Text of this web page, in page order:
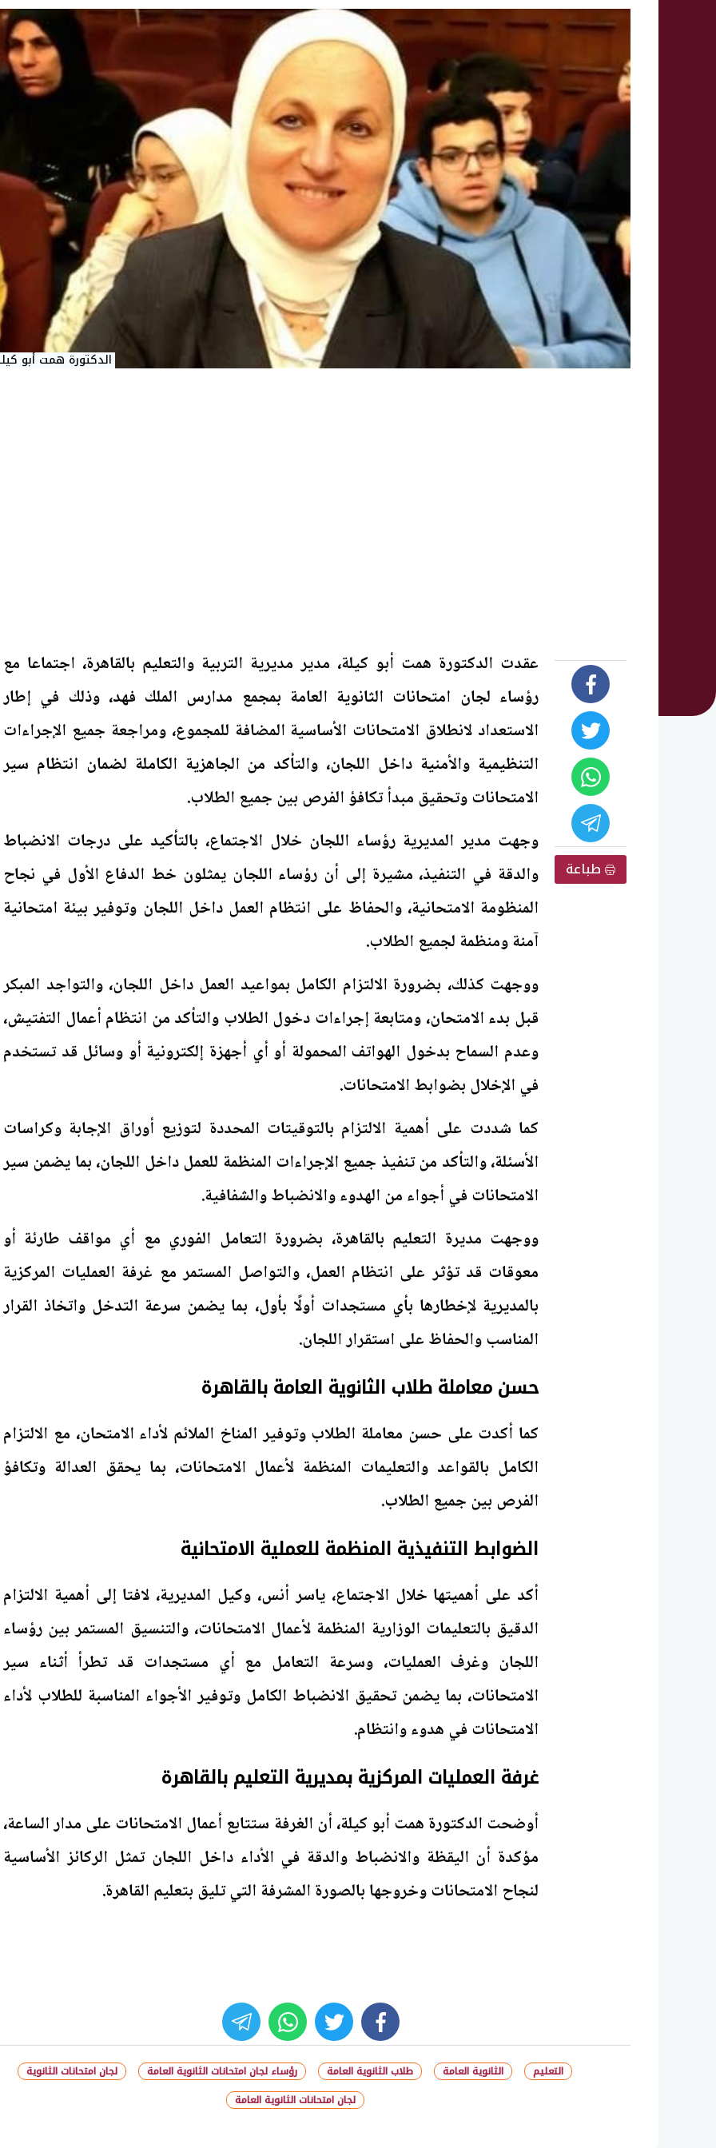
الدكتورة همت أبو
طباعة
عقدت الدكتورة همت أبو كيلة، مدير مديرية التربية والتعليم بالقاهرة، اجتماعا مع
رؤساء لجان امتحانات الثانوية العامة بمجمع مدارس الملك فهد، وذلك في إطار
الاستعداد لانطلاق الامتحانات الأساسية المضافة للمجموع، ومراجعة جميع الإجراءات
التنظيمية والأمنية داخل اللجان، والتأكد من الجاهزية الكاملة لضمان انتظام سير
الامتحانات وتحقيق مبدأ تكافؤ الفرص بين جميع الطلاب.
وجهت مدير المديرية رؤساء اللجان خلال الاجتماع، بالتأكيد على درجات الانضباط
والدقة في التنفيذ، مشيرة إلى أن رؤساء اللجان يمثلون خط الدفاع الأول في نجاح
المنظومة الامتحانية، والحفاظ على انتظام العمل داخل اللجان وتوفير بيئة امتحانية
آمنة ومنظمة لجميع الطلاب.
ووجهت كذلك، بضرورة الالتزام الكامل بمواعيد العمل داخل اللجان، والتواجد المبكر
قبل بدء الامتحان، ومتابعة إجراءات دخول الطلاب والتأكد من انتظام أعمال التفتيش،
وعدم السماح بدخول الهواتف المحمولة أو أي أجهزة إلكترونية أو وسائل قد تستخدم
في الإخلال بضوابط الامتحانات.
كما شددت على أهمية الالتزام بالتوقيتات المحددة لتوزيع أوراق الإجابة وكراسات
الأسئلة، والتأكد من تنفيذ جميع الإجراءات المنظمة للعمل داخل اللجان، بما يضمن سير
الامتحانات في أجواء من الهدوء والانضباط والشفافية.
ووجهت مديرة التعليم بالقاهرة، بضرورة التعامل الفوري مع أي مواقف طارئة أو
معوقات قد تؤثر على انتظام العمل، والتواصل المستمر مع غرفة العمليات المركزية
بالمديرية لإخطارها بأي مستجدات أولًا بأول، بما يضمن سرعة التدخل واتخاذ القرار
المناسب والحفاظ على استقرار اللجان.
حسن معاملة طلاب الثانوية العامة بالقاهرة
كما أكدت على حسن معاملة الطلاب وتوفير المناخ الملائم لأداء الامتحان، مع الالتزام
الكامل بالقواعد والتعليمات المنظمة لأعمال الامتحانات، بما يحقق العدالة وتكافؤ
الفرص بين جميع الطلاب.
الضوابط التنفيذية المنظمة للعملية الامتحانية
أكد على أهميتها خلال الاجتماع، ياسر أنس، وكيل المديرية، لافتا إلى أهمية الالتزام
الدقيق بالتعليمات الوزارية المنظمة لأعمال الامتحانات، والتنسيق المستمر بين رؤساء
اللجان وغرف العمليات، وسرعة التعامل مع أي مستجدات قد تطرأ أثناء سير
الامتحانات، بما يضمن تحقيق الانضباط الكامل وتوفير الأجواء المناسبة للطلاب لأداء
الامتحانات في هدوء وانتظام.
غرفة العمليات المركزية بمديرية التعليم بالقاهرة
أوضحت الدكتورة همت أبو كيلة، أن الغرفة ستتابع أعمال الامتحانات على مدار الساعة،
مؤكدة أن اليقظة والانضباط والدقة في الأداء داخل اللجان تمثل الركائز الأساسية
لنجاح الامتحانات وخروجها بالصورة المشرفة التي تليق بتعليم القاهرة.
facebook
twitter
whats
التعليم الثانوية العامة طلاب الثانوية العامة رؤساء لجان امتحانات الثانوية العامة
لجان امتحانات الثانوية
لجان امتحانات الثانوية العامة